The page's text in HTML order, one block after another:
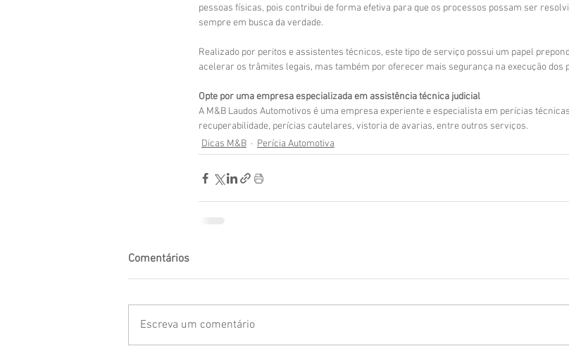
pessoas físicas, pois contribui de forma efetiva para que os processos possam ser
sempre em busca da verdade.
Realizado por peritos e assistentes técnicos, este tipo de serviço possui um papel
acelerar os trâmites legais, mas também por oferecer mais segurança na execução dos
Opte por uma empresa especializada em assistência técnica judicial
A M&B Laudos Automotivos é uma empresa experiente e especialista em perícias
recuperabilidade, perícias cautelares, vistoria de avarias, entre outros serviços.
Dicas M&B
Perícia Automotiva
Comentários
Escreva um comentário